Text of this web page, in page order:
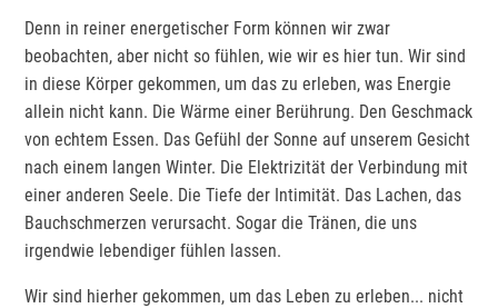
Denn in reiner energetischer Form können wir zwar
beobachten, aber nicht so fühlen, wie wir es hier tun. Wir sind
in diese Körper gekommen, um das zu erleben, was Energie
allein nicht kann. Die Wärme einer Berührung. Den Geschmack
von echtem Essen. Das Gefühl der Sonne auf unserem Gesicht
nach einem langen Winter. Die Elektrizität der Verbindung mit
einer anderen Seele. Die Tiefe der Intimität. Das Lachen, das
Bauchschmerzen verursacht. Sogar die Tränen, die uns
irgendwie lebendiger fühlen lassen.
Wir sind hierher gekommen, um das Leben zu erleben... nicht